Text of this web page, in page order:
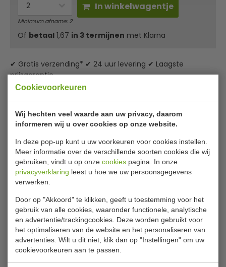
Cookievoorkeuren
Wij hechten veel waarde aan uw privacy, daarom
informeren wij u over cookies op onze website.
In deze pop-up kunt u uw voorkeuren voor cookies instellen.
Meer informatie over de verschillende soorten cookies die wij
gebruiken, vindt u op onze cookies pagina. In onze
privacyverklaring leest u hoe we uw persoonsgegevens
verwerken.
Door op "Akkoord" te klikken, geeft u toestemming voor het
gebruik van alle cookies, waaronder functionele, analytische
en advertentie/trackingcookies. Deze worden gebruikt voor
het optimaliseren van de website en het personaliseren van
advertenties. Wilt u dit niet, klik dan op "Instellingen" om uw
cookievoorkeuren aan te passen.
Minimum afname: 2
In winkelwagentje
Of betaal 1,67 in 3 termijnen met Klarna
✔ Gratis verzending* ✔ 24 uur levering ✔ Laagste
prijsgarantie
Fiesta Green snackbakjes
composteerbaar inhoud 340 ml
Maak uw onderneming milieuvriendelijker door deze
composteerbare snackbakjes te gebruiken. Omdat ze
gemaakt zijn van bagasse, restafval van suikerriet, zijn ze
zeer duurzaam en hebben ze een kleinere
koolstofvoetafdruk dan bakjes van polystyreen. Zo
verkleint u uw impact op het milieu en laat u uw klanten
zien dat u zich inzet voor een duurzame toekomst.
Bagasse is ook nog eens volledig composteerbaar in een
industriële composteerinstallatie. Zo komt er minder afval
op vuilstortplaatsen terecht en het komt ten goede van
uw groene imago.
Lees meer
Specificaties